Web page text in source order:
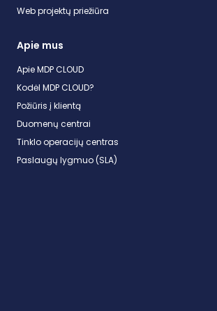
Web projektų priežiūra
Apie mus
Apie MDP CLOUD
Kodėl MDP CLOUD?
Požiūris į klientą
Duomenų centrai
Tinklo operacijų centras
Paslaugų lygmuo (SLA)